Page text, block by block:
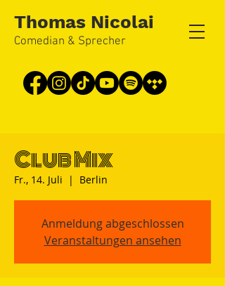
Thomas Nicolai
Comedian & Sprecher
Club Mix
Fr., 14. Juli
  |
Berlin
Anmeldung abgeschlossen
Veranstaltungen ansehen